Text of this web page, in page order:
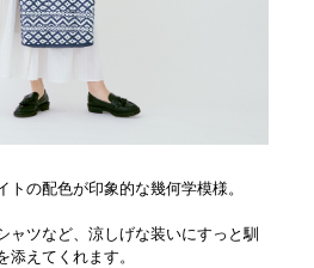
トの配色が印象的な幾何学模様。
ャツなど、涼しげな装いにすっと馴
添えてくれます。